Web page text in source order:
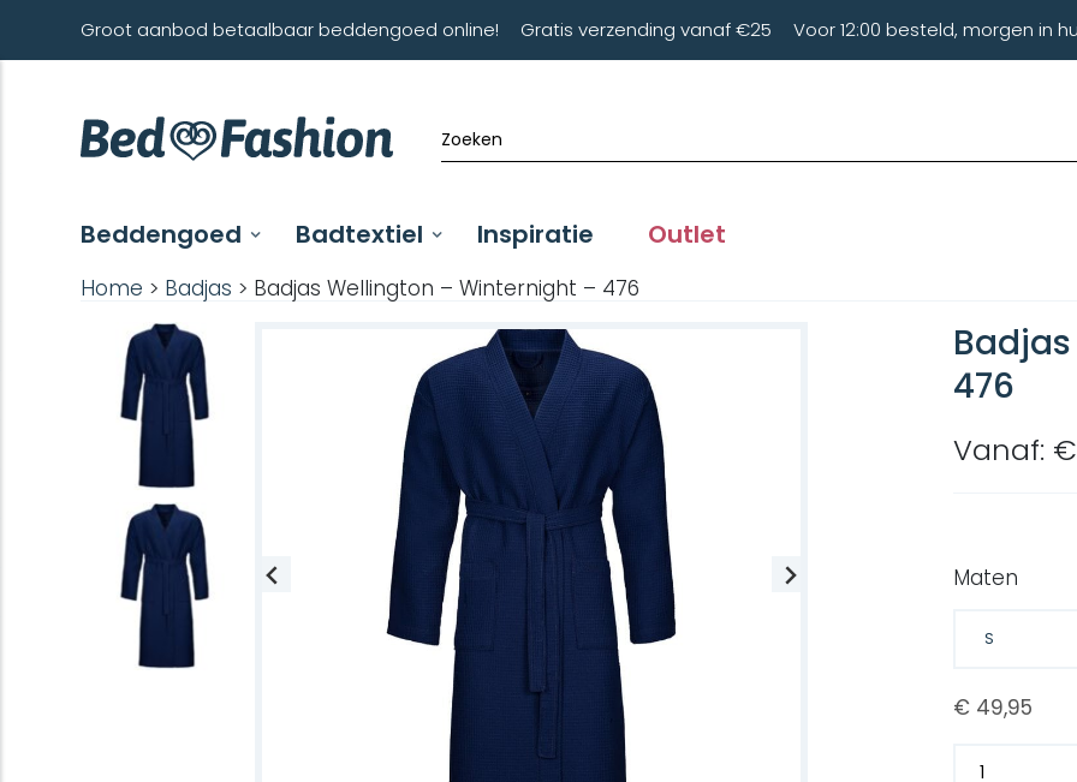
Groot aanbod betaalbaar beddengoed online! Gratis verzending vanaf €25 Voor 12:00 besteld, morgen in
Beddengoed Badtextiel Inspiratie Outlet
Home > Badjas > Badjas Wellington – Winternight – 476
476
Vanaf:
Maten